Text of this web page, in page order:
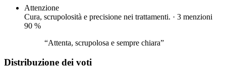
Attenzione
Cura, scrupolosità e precisione nei trattamenti. · 3 menzioni
90 %
“Attenta, scrupolosa e sempre chiara”
Distribuzione dei voti